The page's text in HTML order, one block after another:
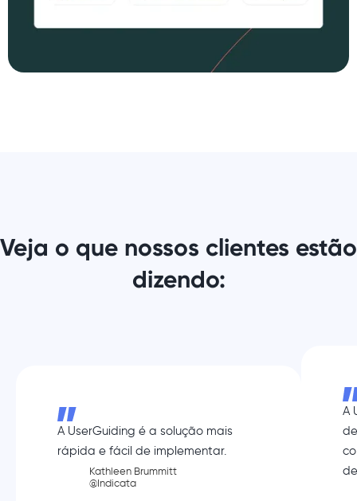
Veja o que nossos clientes estão
dizendo:
A UserGuiding é a solução mais
rápida e fácil de implementar.
Kathleen Brummitt
@Indicata
A